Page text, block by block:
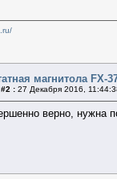
магнитола FX-
: 27 Декабря 2016,
верно, нужна